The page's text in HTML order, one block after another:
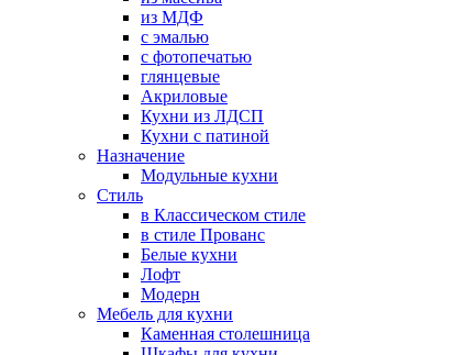
из МДФ
с эмалью
с фотопечатью
глянцевые
Акриловые
Кухни из ЛДСП
Кухни с патиной
Назначение
Модульные кухни
Стиль
в Классическом стиле
в стиле Прованс
Белые кухни
Лофт
Модерн
Мебель для кухни
Каменная столешница